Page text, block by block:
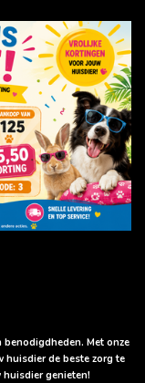
Met onze
huisdier de beste zorg te
genieten!